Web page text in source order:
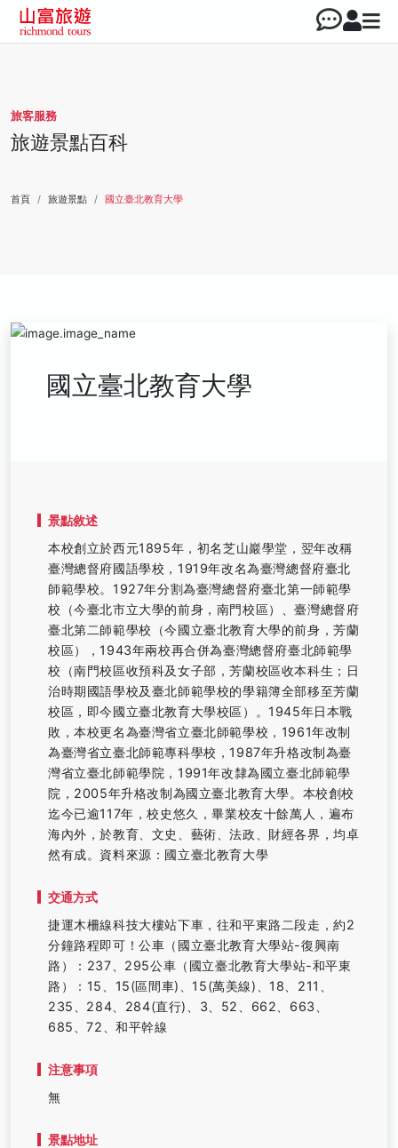
旅客服務
旅遊景點百科
首頁 旅遊景點 國立臺北教育大學
國立臺北教育大學
景點敘述
本校創立於西元1895年，初名芝山巖學堂，翌年改稱
臺灣總督府國語學校，1919年改名為臺灣總督府臺北
師範學校。1927年分割為臺灣總督府臺北第一師範學
校（今臺北市立大學的前身，南門校區）、臺灣總督府
臺北第二師範學校（今國立臺北教育大學的前身，芳蘭
校區），1943年兩校再合併為臺灣總督府臺北師範學
校（南門校區收預科及女子部，芳蘭校區收本科生；日
治時期國語學校及臺北師範學校的學籍簿全部移至芳蘭
校區，即今國立臺北教育大學校區）。1945年日本戰
敗，本校更名為臺灣省立臺北師範學校，1961年改制
為臺灣省立臺北師範專科學校，1987年升格改制為臺
灣省立臺北師範學院，1991年改隸為國立臺北師範學
院，2005年升格改制為國立臺北教育大學。本校創校
迄今已逾117年，校史悠久，畢業校友十餘萬人，遍布
海內外，於教育、文史、藝術、法政、財經各界，均卓
然有成。資料來源：國立臺北教育大學
交通方式
捷運木柵線科技大樓站下車，往和平東路二段走，約2
分鐘路程即可！公車（國立臺北教育大學站-復興南
路）：237、295公車（國立臺北教育大學站-和平東
路）：15、15(區間車)、15(萬美線)、18、211、
235、284、284(直行)、3、52、662、663、
685、72、和平幹線
注意事項
無
景點地址